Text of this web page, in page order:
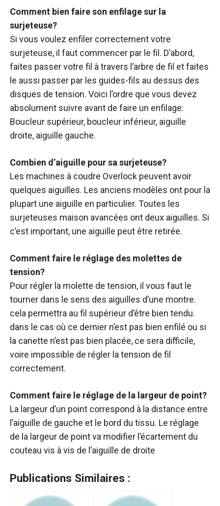
Comment bien faire son enfilage sur la
surjeteuse?
Si vous voulez enfiler correctement votre
surjeteuse, il faut commencer par le fil. D’abord,
faites passer votre fil à travers l’arbre de fil et faites
le aussi passer par les guides-fils au dessus des
disques de tension. Voici l’ordre que vous devez
absolument suivre avant de faire un enfilage:
Boucleur supérieur, boucleur inférieur, aiguille
droite, aiguille gauche.
Combien d’aiguille pour sa surjeteuse?
Les machines à coudre Overlock peuvent avoir
quelques aiguilles. Les anciens modèles ont pour la
plupart une aiguille en particulier. Toutes les
surjeteuses maison avancées ont deux aiguilles. Si
c’est important, une aiguille peut être retirée.
Comment faire le réglage des molettes de
tension?
Pour régler la molette de tension, il vous faut le
tourner dans le sens des aiguilles d’une montre.
cela permettra au fil supérieur d’être bien tendu.
dans le cas où ce dernier n’est pas bien enfilé ou si
la canette n’est pas bien placée, ce sera difficile,
voire impossible de régler la tension de fil
correctement.
Comment faire le réglage de la largeur de point?
La largeur d’un point correspond à la distance entre
l’aiguille de gauche et le bord du tissu. Le réglage
de la largeur de point va modifier l’écartement du
couteau vis à vis de l’aiguille de droite
Publications Similaires :